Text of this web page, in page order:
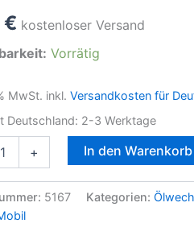
€ kostenloser Versand
Vorrätig
MwSt. inkl. Versandkosten für
Deutschland: 2-3 Werktage
+ In den Warenkorb
5167 Kategorien: